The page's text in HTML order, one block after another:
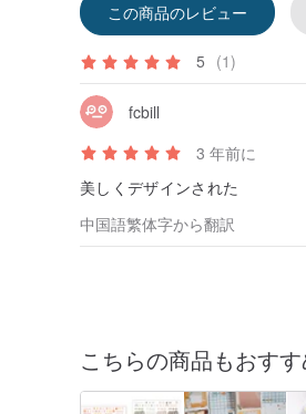
この商品のレビュー
5 (1)
fcbill
3 年前に
美しくデザインされた
中国語繁体字から翻訳
こちらの商品もおす